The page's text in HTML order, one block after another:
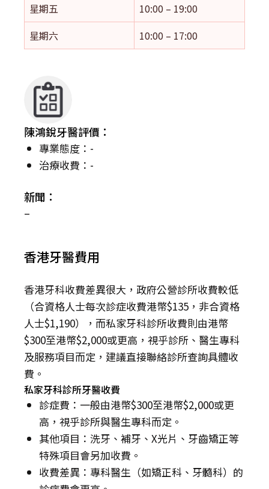
星期五
10:00 – 19:00
星期六
10:00 – 17:00
陳鴻銳牙醫評價：
專業態度：-
治療收費：-
新聞：
–
香港牙醫費用
香港牙科收費差異很大，政府公營診所收費較低
（合資格人士每次診症收費港幣$135，非合資格
人士$1,190），而私家牙科診所收費則由港幣
$300至港幣$2,000或更高，視乎診所、醫生專科
及服務項目而定，建議直接聯絡診所查詢具體收
費。
私家牙科診所牙醫收費
診症費：一般由港幣$300至港幣$2,000或更
高，視乎診所與醫生專科而定。
其他項目：洗牙、補牙、X光片、牙齒矯正等
特殊項目會另加收費。
收費差異：專科醫生（如矯正科、牙髓科）的